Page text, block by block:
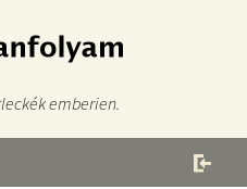
emberien.